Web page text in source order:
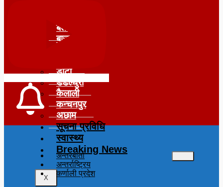
बैतडी
बाजुरा
डोटी
डडेल्धुरा
कैलाली
कन्चनपुर
अछाम
सूचना प्रविधि
स्वास्थ्य
Breaking News
X
अन्तरबार्ता
अन्तर्राष्ट्रिय
कर्णाली प्रदेश